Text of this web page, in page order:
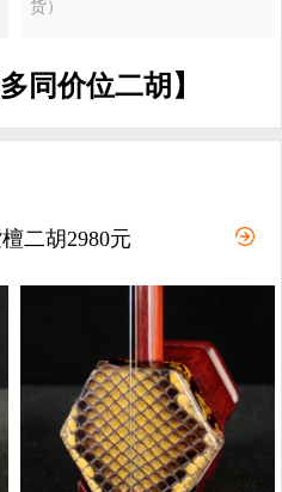
货）
同价位二胡】
二胡2980元